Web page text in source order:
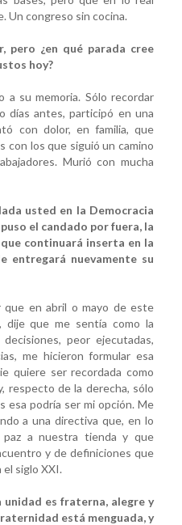
Un congreso sin cocina.
pero ¿en qué parada cree
hoy?
a su memoria. Sólo recordar
días antes, participó en una
con dolor, en familia, que
con los que siguió un camino
Murió con mucha
usted en la Democracia
el candado por fuera, la
continuará inserta en la
nuevamente su
que en abril o mayo de este
dije que me sentía como la
peor ejecutadas,
me hicieron formular esa
quiere ser recordada como
respecto de la derecha, sólo
esa podría ser mi opción. Me
a una directiva que, en lo
paz a nuestra tienda y que
y de definiciones que
siglo XXI.
unidad es fraterna, alegre y
está menguada, y